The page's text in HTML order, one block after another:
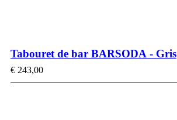
Tabouret de bar BARSODA - Gris
€ 243,00